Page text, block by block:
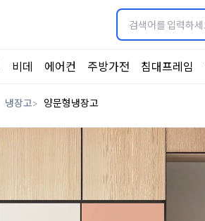
비데 에어컨 주방가전 침대프레임
냉장고 양문형냉장고